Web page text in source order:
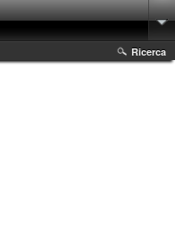
Ricerca